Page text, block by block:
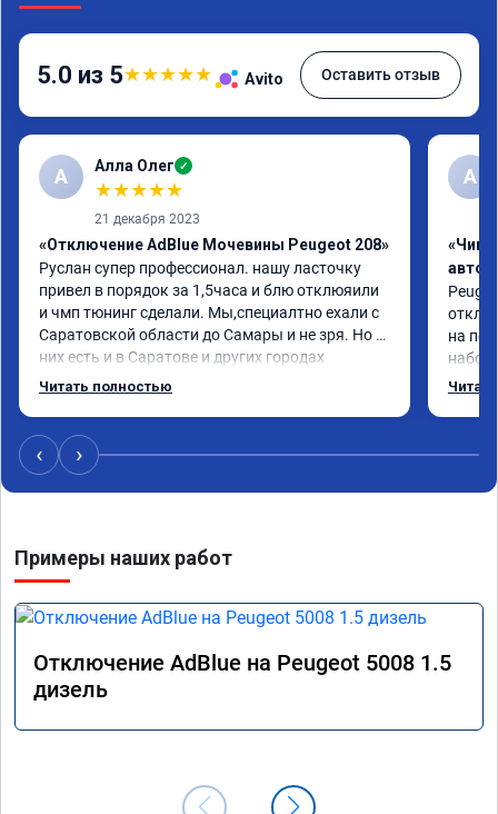
5.0 из 5★★★★★ Avito Оставить отзыв
А Алла Олег ✓
★★★★★
21 декабря 2023
«Отключение AdBlue Мочевины Peugeot 208»
Руслан супер профессионал. нашу ласточку
привел в порядок за 1,5часа и блю отклюяили
и чмп тюнинг сделали. Мы,специалтно ехали с
Саратовской области до Самары и не зря. Но у
них есть и в Саратове и других городах
сервиз.Но мы,улачно попали прям к
Читать полностью
А
«Чип
на
‹ ›
Примеры наших работ
Отключение AdBlue на Peugeot 5008 1.5
дизель